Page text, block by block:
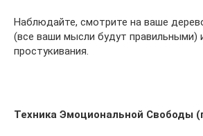
Наблюдайте, смотрите на ваше
(все ваши мысли будут правильными)
простукивания.
Техника Эмоциональной Свободы